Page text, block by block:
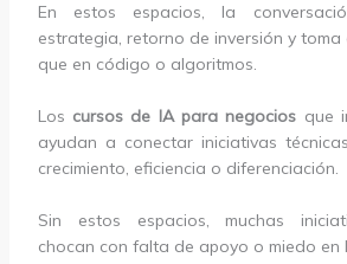
En estos espacios, la
estrategia, retorno de inversión y toma
que en código o algoritmos.
Los cursos de IA para negocios que
ayudan a conectar iniciativas
crecimiento, eficiencia o diferenciación.
Sin estos espacios, muchas
chocan con falta de apoyo o miedo en